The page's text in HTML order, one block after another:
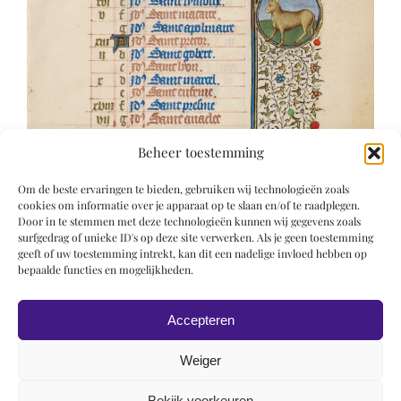
Beheer toestemming
Om de beste ervaringen te bieden, gebruiken wij technologieën zoals
cookies om informatie over je apparaat op te slaan en/of te raadplegen.
Door in te stemmen met deze technologieën kunnen wij gegevens zoals
surfgedrag of unieke ID's op deze site verwerken. Als je geen toestemming
geeft of uw toestemming intrekt, kan dit een nadelige invloed hebben op
bepaalde functies en mogelijkheden.
Accepteren
Weiger